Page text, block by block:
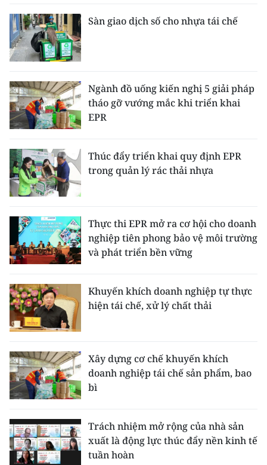
GIÁO DỤC
KHOA HỌC - CÔNG NGHỆ
MÔI TRƯỜNG
BẠN ĐỌC
KIỂM CHỨNG THÔNG TIN
54 DÂN TỘC VIỆT NAM
CHƯƠNG TRÌNH OCOP - MỖI XÃ
MỘT SẢN PHẨM
RADIO
MEDIA CENTER
E-Magazine
Video
Media Chính trị
Media Kinh tế
Sàn giao dịch số cho nhựa tái chế
Ngành đồ uống kiến nghị 5 giải pháp
tháo gỡ vướng mắc khi triển khai
EPR
Thúc đẩy triển khai quy định EPR
trong quản lý rác thải nhựa
Thực thi EPR mở ra cơ hội cho doanh
nghiệp tiên phong bảo vệ môi trường
và phát triển bền vững
Khuyến khích doanh nghiệp tự thực
hiện tái chế, xử lý chất thải
Xây dựng cơ chế khuyến khích
doanh nghiệp tái chế sản phẩm, bao
bì
Trách nhiệm mở rộng của nhà sản
xuất là động lực thúc đẩy nền kinh tế
tuần hoàn